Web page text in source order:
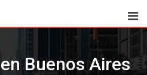
Buenos Aires